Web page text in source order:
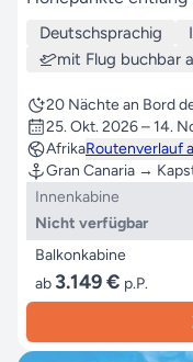
Deutschsprachig
mit Flug buchbar
20 Nächte an Bord
25. Okt. 2026 – 14.
AfrikaRoutenverlauf
Gran Canaria →
Innenkabine
Nicht verfügbar
Balkonkabine
ab 3.149 € p.P.